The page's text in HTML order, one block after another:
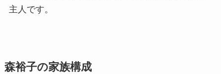
主人です。
森裕子の家族構成